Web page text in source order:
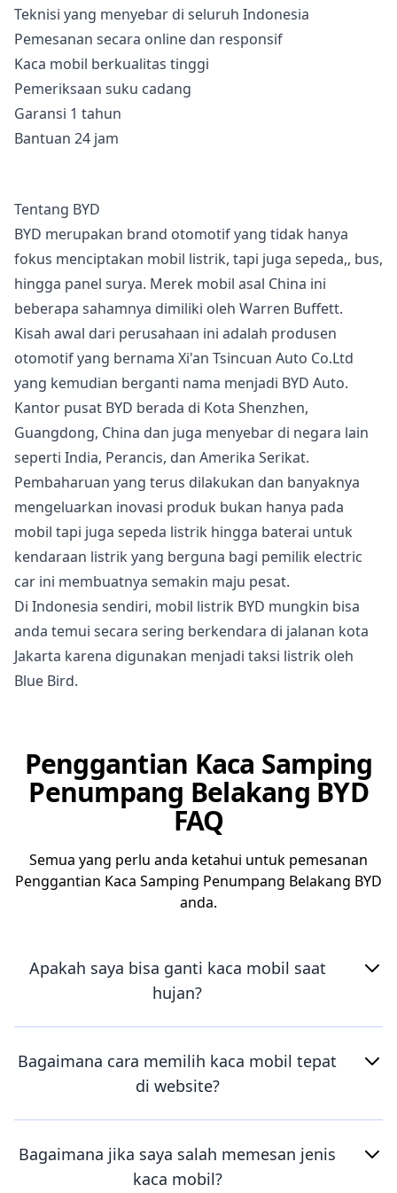
Teknisi yang menyebar di seluruh Indonesia
Pemesanan secara online dan responsif
Kaca mobil berkualitas tinggi
Pemeriksaan suku cadang
Garansi 1 tahun
Bantuan 24 jam
Tentang BYD
BYD merupakan brand otomotif yang tidak hanya
fokus menciptakan mobil listrik, tapi juga sepeda,, bus,
hingga panel surya. Merek mobil asal China ini
beberapa sahamnya dimiliki oleh Warren Buffett.
Kisah awal dari perusahaan ini adalah produsen
otomotif yang bernama Xi'an Tsincuan Auto Co.Ltd
yang kemudian berganti nama menjadi BYD Auto.
Kantor pusat BYD berada di Kota Shenzhen,
Guangdong, China dan juga menyebar di negara lain
seperti India, Perancis, dan Amerika Serikat.
Pembaharuan yang terus dilakukan dan banyaknya
mengeluarkan inovasi produk bukan hanya pada
mobil tapi juga sepeda listrik hingga baterai untuk
kendaraan listrik yang berguna bagi pemilik electric
car ini membuatnya semakin maju pesat.
Di Indonesia sendiri, mobil listrik BYD mungkin bisa
anda temui secara sering berkendara di jalanan kota
Jakarta karena digunakan menjadi taksi listrik oleh
Blue Bird.
Penggantian Kaca Samping
Penumpang Belakang BYD
FAQ
Semua yang perlu anda ketahui untuk pemesanan
Penggantian Kaca Samping Penumpang Belakang BYD
anda.
Apakah saya bisa ganti kaca mobil saat
hujan?
Bagaimana cara memilih kaca mobil tepat
di website?
Bagaimana jika saya salah memesan jenis
kaca mobil?